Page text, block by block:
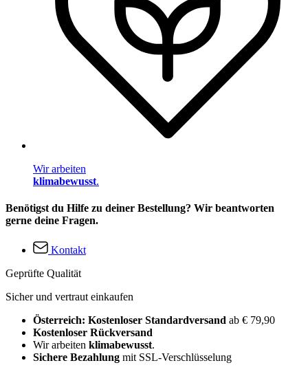
Wir arbeiten
klimabewusst.
Benötigst du Hilfe zu deiner Bestellung? Wir beantworten
gerne deine Fragen.
Kontakt
Geprüfte Qualität
Sicher und vertraut einkaufen
Österreich: Kostenloser Standardversand ab € 79,90
Kostenloser Rückversand
Wir arbeiten klimabewusst.
Sichere Bezahlung mit SSL-Verschlüsselung